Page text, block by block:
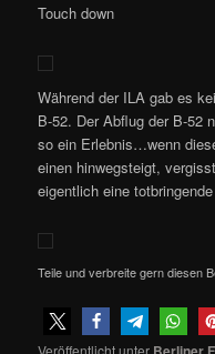
Touch down
Während der ILA gab es
B-52. Der Abflug der B-52
so ein Erlebnis…wenn
einen hinwegsteigt,
eigentlich eine
Teile und verbreite gern diesen
Veröffentlicht unter